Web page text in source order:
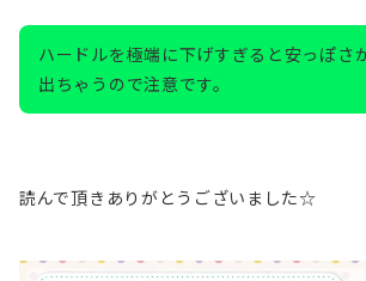
ハードルを極端に下げすぎると安っぽさ
出ちゃうので注意です。
読んで頂きありがとうございました☆